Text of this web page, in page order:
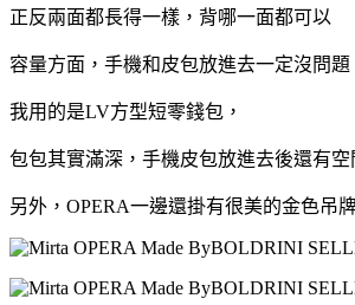
正反兩面都長得一樣，背哪一面都可以
容量方面，手機和皮包放進去一定沒問題
我用的是LV方型短零錢包，
包包其實滿深，手機皮包放進去後還有
另外，OPERA一邊還掛有很美的金色吊